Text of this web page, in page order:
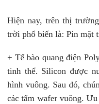
Hiện nay, trên thị
trời phổ biến là: Pin mặt
+ Tế bào quang điện
tinh thể. Silicon được
hình vuông. Sau đó,
các tấm wafer vuông.